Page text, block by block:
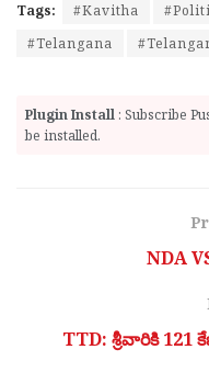
Tags: #Kavitha
#Telangana
Plugin Install : Subscribe
be installed.
NDA
TTD: శ్రీవారికి